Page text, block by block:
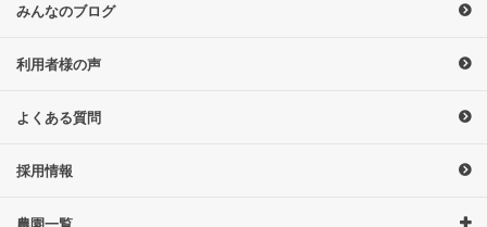
みんなのブログ
利用者様の声
よくある質問
採用情報